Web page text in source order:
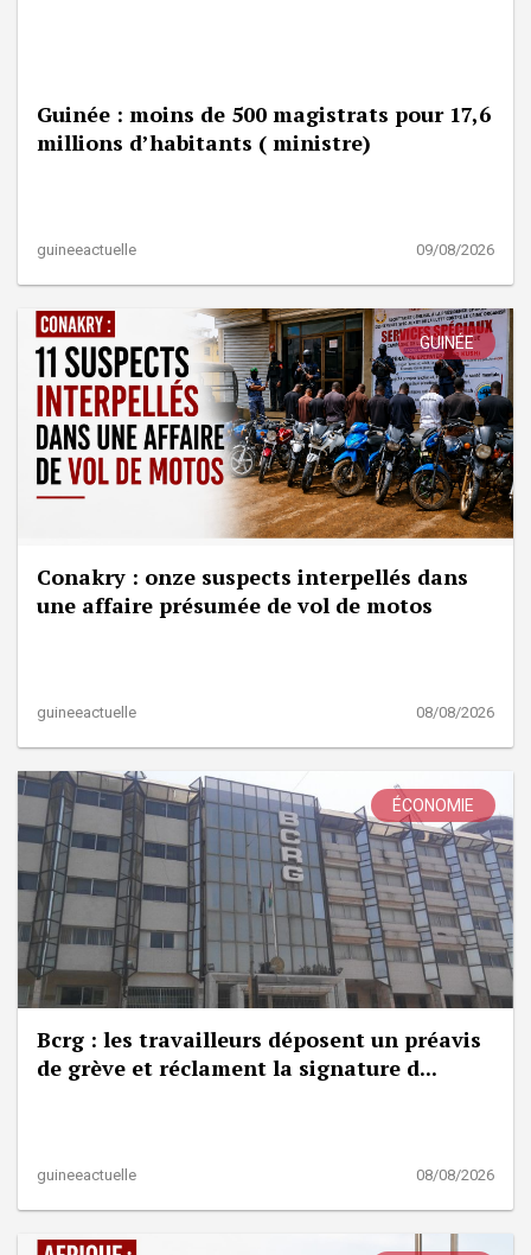
Guinée : moins de 500 magistrats pour 17,6
millions d’habitants ( ministre)
guineeactuelle 09/08/2026
GUINÉE
Conakry : onze suspects interpellés dans
une affaire présumée de vol de motos
guineeactuelle 08/08/2026
ÉCONOMIE
Bcrg : les travailleurs déposent un préavis
de grève et réclament la signature d...
guineeactuelle 08/08/2026